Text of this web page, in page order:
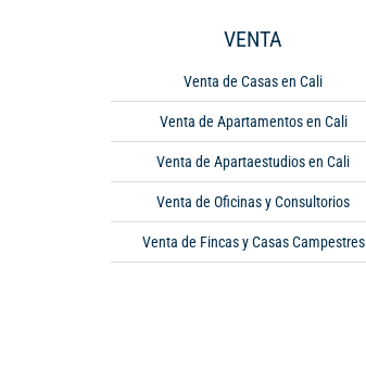
VENTA
Venta de Casas en Cali
Venta de Apartamentos en Cali
Venta de Apartaestudios en Cali
Venta de Oficinas y Consultorios
Venta de Fincas y Casas Campestres